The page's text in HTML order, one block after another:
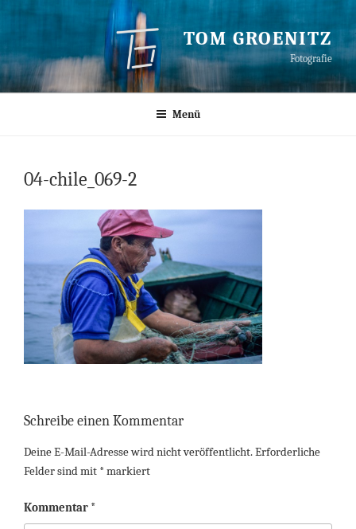
TOM GROENITZ
Fotografie
Menü
04-chile_069-2
Schreibe einen Kommentar
Deine E-Mail-Adresse wird nicht veröffentlicht.Erforderliche
Felder sind mit *markiert
Kommentar *